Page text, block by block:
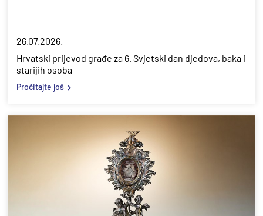
26.07.2026.
Hrvatski prijevod građe za 6. Svjetski dan djedova, baka i
starijih osoba
Pročitajte još